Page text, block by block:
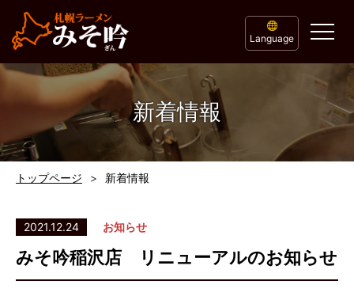
Language
新着情報
トップページ 新着情報
2021.12.24 お知らせ
みそ吟稲沢店 リニューアルのお知らせ